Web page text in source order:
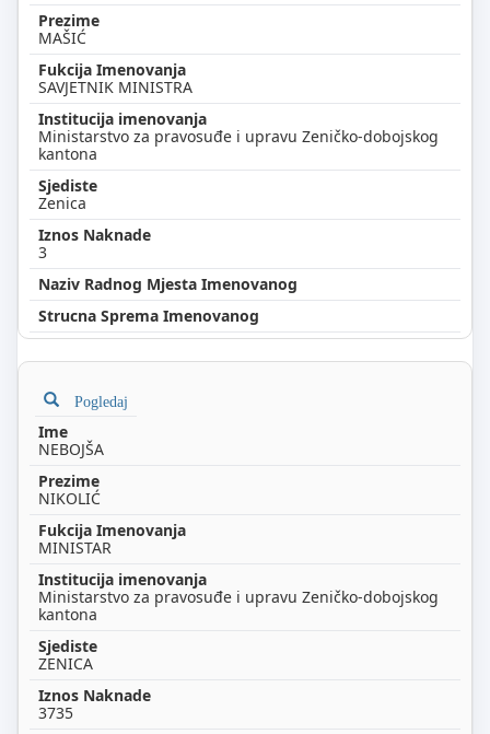
MAŠIĆ
SAVJETNIK MINISTRA
Ministarstvo za pravosuđe i upravu Zeničko-dobojskog
kantona
Zenica
3
Pogledaj
NEBOJŠA
NIKOLIĆ
MINISTAR
Ministarstvo za pravosuđe i upravu Zeničko-dobojskog
kantona
ZENICA
3735